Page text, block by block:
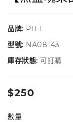
品牌: PILI
型號: NA08143
庫存狀態: 可訂購
$250
數量